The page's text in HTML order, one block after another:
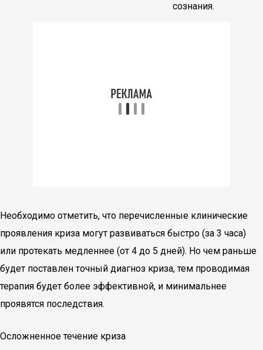
сознания.
Необходимо отметить, что перечисленные клинические
проявления криза могут развиваться быстро (за 3 часа)
или протекать медленнее (от 4 до 5 дней). Но чем раньше
будет поставлен точный диагноз криза, тем проводимая
терапия будет более эффективной, и минимальнее
проявятся последствия.
Осложненное течение криза